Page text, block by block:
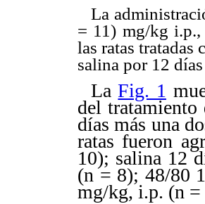
La
= 11) mg/kg
las ratas tratadas
salina por 12
LaFig. 1
del
días más una
ratas fueron
10); salina 12
(n = 8); 48/80
mg/kg, i.p. (n =